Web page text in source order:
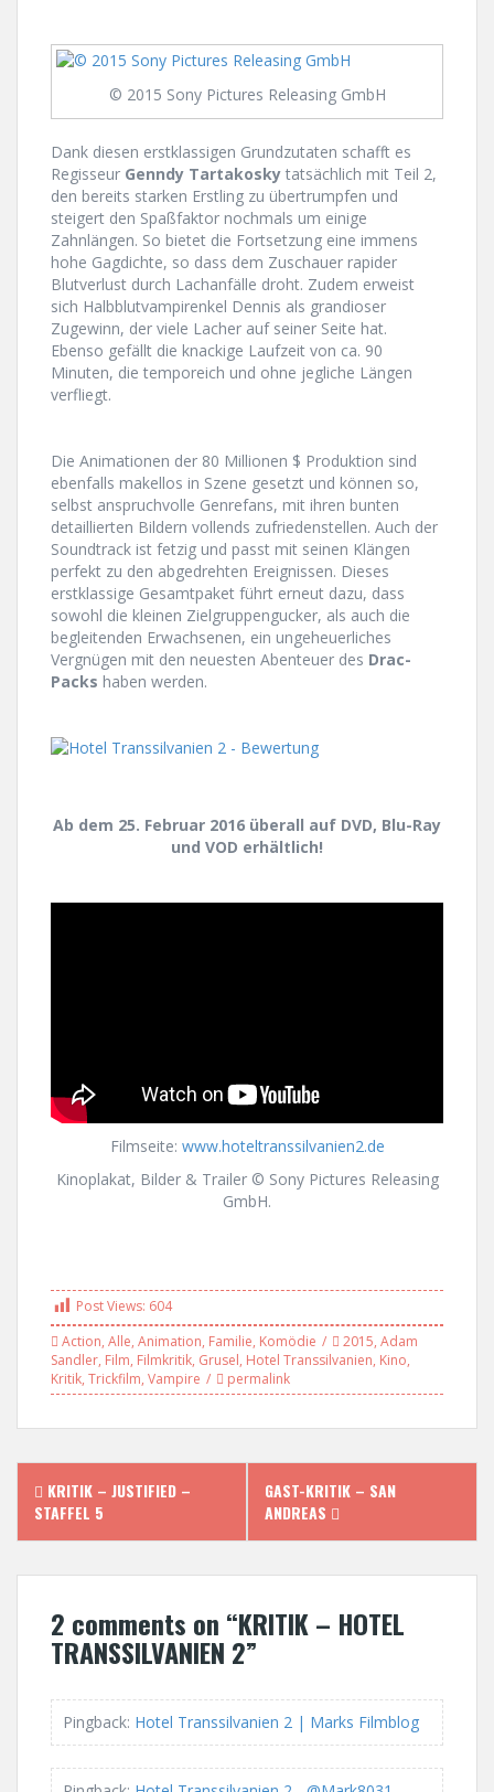
© 2015 Sony Pictures Releasing GmbH
Dank diesen erstklassigen Grundzutaten schafft es
Regisseur Genndy Tartakosky tatsächlich mit Teil 2,
den bereits starken Erstling zu übertrumpfen und
steigert den Spaßfaktor nochmals um einige
Zahnlängen. So bietet die Fortsetzung eine immens
hohe Gagdichte, so dass dem Zuschauer rapider
Blutverlust durch Lachanfälle droht. Zudem erweist
sich Halbblutvampirenkel Dennis als grandioser
Zugewinn, der viele Lacher auf seiner Seite hat.
Ebenso gefällt die knackige Laufzeit von ca. 90
Minuten, die temporeich und ohne jegliche Längen
verfliegt.
Die Animationen der 80 Millionen $ Produktion sind
ebenfalls makellos in Szene gesetzt und können so,
selbst anspruchvolle Genrefans, mit ihren bunten
detaillierten Bildern vollends zufriedenstellen. Auch der
Soundtrack ist fetzig und passt mit seinen Klängen
perfekt zu den abgedrehten Ereignissen. Dieses
erstklassige Gesamtpaket führt erneut dazu, dass
sowohl die kleinen Zielgruppengucker, als auch die
begleitenden Erwachsenen, ein ungeheuerliches
Vergnügen mit den neuesten Abenteuer des Drac-
Packs haben werden.
Ab dem 25. Februar 2016 überall auf DVD, Blu-Ray
und VOD erhältlich!
Filmseite: www.hoteltranssilvanien2.de
Kinoplakat, Bilder & Trailer © Sony Pictures Releasing
GmbH.
Post Views: 604
Action, Alle, Animation, Familie, Komödie 2015, Adam
Sandler, Film, Filmkritik, Grusel, Hotel Transsilvanien, Kino,
Kritik, Trickfilm, Vampire permalink
P
o
s
KRITIK – JUSTIFIED –
STAFFEL 5
GAST-KRITIK – SAN
ANDREAS
2 comments on “KRITIK – HOTEL
TRANSSILVANIEN 2”
Pingback: Hotel Transsilvanien 2 | Marks Filmblog